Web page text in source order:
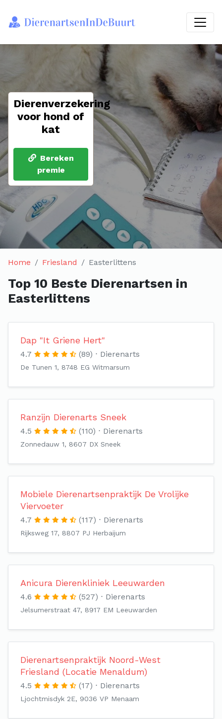
Dierenverzekering
voor hond of
kat
Bereken
premie
Home Friesland Easterlittens
Top 10 Beste Dierenartsen in
Easterlittens
Dap "It Griene Hert"
4.7 (89) Dierenarts
De Tunen 1, 8748 EG Witmarsum
Ranzijn Dierenarts Sneek
4.5 (110) Dierenarts
Zonnedauw 1, 8607 DX Sneek
Mobiele Dierenartsenpraktijk De Vrolijke
Viervoeter
4.7 (117) Dierenarts
Rijksweg 17, 8807 PJ Herbaijum
Anicura Dierenkliniek Leeuwarden
4.6 (527) Dierenarts
Jelsumerstraat 47, 8917 EM Leeuwarden
Dierenartsenpraktijk Noord-West
Friesland (Locatie Menaldum)
4.5 (17) Dierenarts
Ljochtmisdyk 2E, 9036 VP Menaam